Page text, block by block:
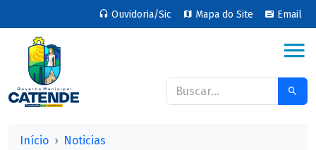
Ouvidoria/Sic Mapa do Site Email
Início
Noticias